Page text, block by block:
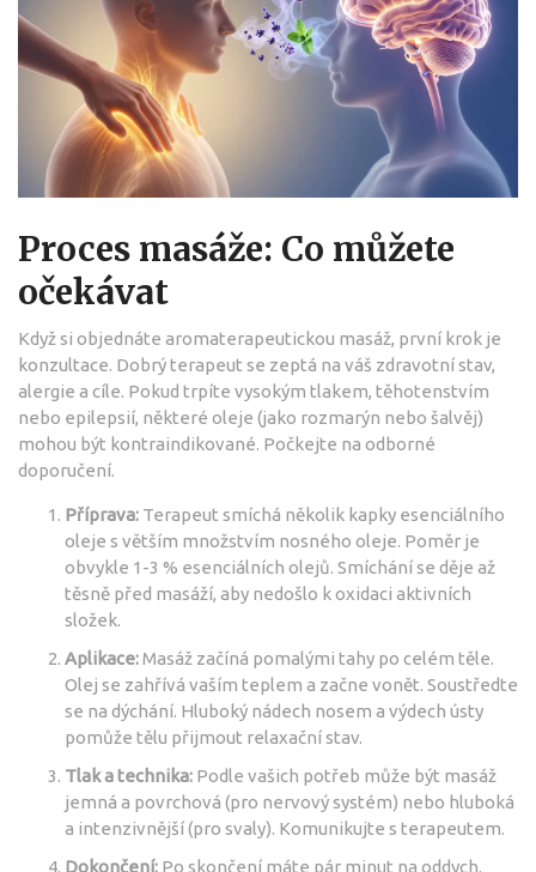
Proces masáže: Co můžete
očekávat
Když si objednáte aromaterapeutickou masáž, první krok je
konzultace. Dobrý terapeut se zeptá na váš zdravotní stav,
alergie a cíle. Pokud trpíte vysokým tlakem, těhotenstvím
nebo epilepsií, některé oleje (jako rozmarýn nebo šalvěj)
mohou být kontraindikované. Počkejte na odborné
doporučení.
Příprava: Terapeut smíchá několik kapky esenciálního
oleje s větším množstvím nosného oleje. Poměr je
obvykle 1-3 % esenciálních olejů. Smíchání se děje až
těsně před masáží, aby nedošlo k oxidaci aktivních
složek.
Aplikace:Masáž začíná pomalými tahy po celém těle.
Olej se zahřívá vaším teplem a začne vonět. Soustředte
se na dýchání. Hluboký nádech nosem a výdech ústy
pomůže tělu přijmout relaxační stav.
Tlak a technika: Podle vašich potřeb může být masáž
jemná a povrchová (pro nervový systém) nebo hluboká
a intenzivnější (pro svaly). Komunikujte s terapeutem.
Dokončení: Po skončení máte pár minut na oddych.